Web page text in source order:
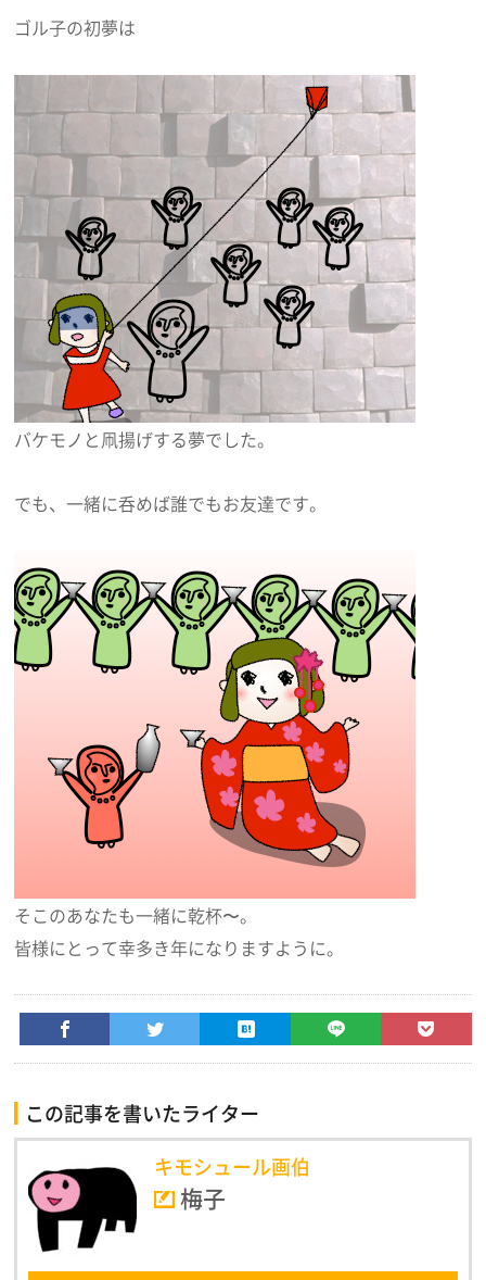
ゴル子の初夢は
バケモノと凧揚げする夢でした。
でも、一緒に呑めば誰でもお友達です。
そこのあなたも一緒に乾杯〜。
皆様にとって幸多き年になりますように。
この記事を書いたライター
キモシュール画伯
梅子